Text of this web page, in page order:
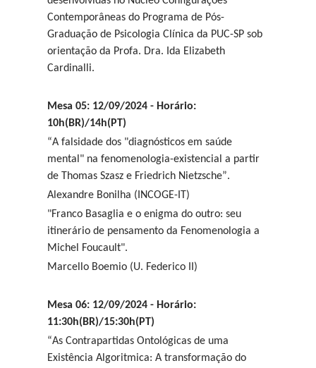
Contemporâneas do Programa de Pós-
Graduação de Psicologia Clínica da PUC-SP sob
orientação da Profa. Dra. Ida Elizabeth
Cardinalli.
Mesa 05: 12/09/2024 - Horário:
10h(BR)/14h(PT)
“A falsidade dos "diagnósticos em saúde
mental" na fenomenologia-existencial a partir
de Thomas Szasz e Friedrich Nietzsche”.
Alexandre Bonilha (INCOGE-IT)
"Franco Basaglia e o enigma do outro: seu
itinerário de pensamento da Fenomenologia a
Michel Foucault".
Marcello Boemio (U. Federico II)
Mesa 06: 12/09/2024 - Horário:
11:30h(BR)/15:30h(PT)
“As Contrapartidas Ontológicas de uma
Existência Algoritmica: A transformação do